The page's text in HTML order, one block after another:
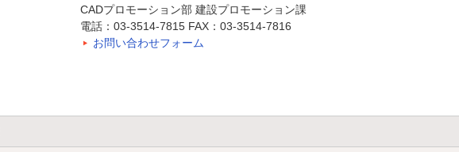
CADプロモーション部 建設プロモーション課
電話：03-3514-7815 FAX：03-3514-7816
お問い合わせフォーム